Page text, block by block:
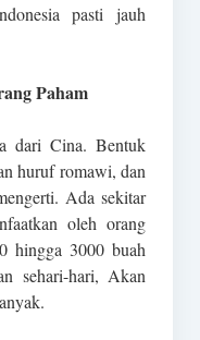
pasti jauh
Paham
dari Cina. Bentuk
huruf romawi, dan
Ada sekitar
oleh orang
hingga 3000 buah
sehari-hari, Akan